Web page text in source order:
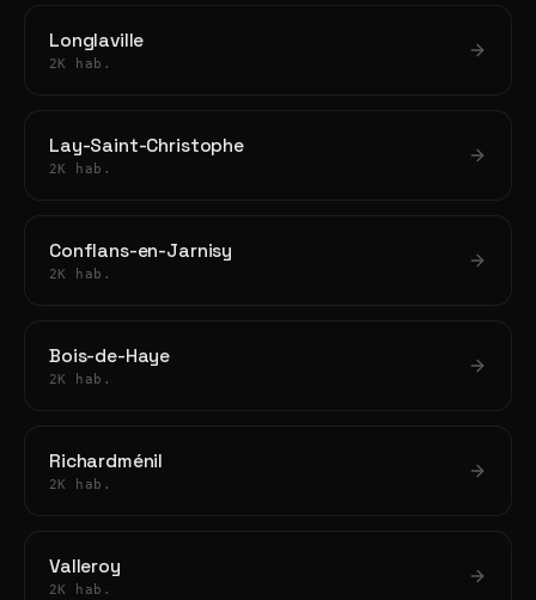
Longlaville
2K hab.
Lay-Saint-Christophe
2K hab.
Conflans-en-Jarnisy
2K hab.
Bois-de-Haye
2K hab.
Richardménil
2K hab.
Valleroy
2K hab.